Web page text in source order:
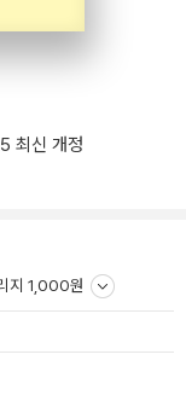
최신 개정
지 1,000원